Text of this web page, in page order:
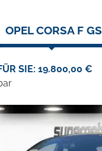
OPEL CORSA F GS
SIE: 19.800,00 €